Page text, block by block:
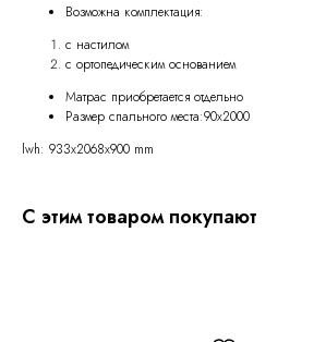
Возможна комплектация:
с настилом
с ортопедическим основанием
Матрас приобретается отдельно
Размер спального места:90х2000
lwh: 933x2068x900 mm
С этим товаром покупают